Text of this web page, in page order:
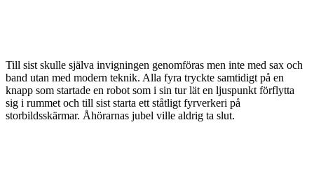
Till sist skulle själva invigningen genomföras men inte med sax och
band utan med modern teknik. Alla fyra tryckte samtidigt på en
knapp som startade en robot som i sin tur lät en ljuspunkt förflytta
sig i rummet och till sist starta ett ståtligt fyrverkeri på
storbildsskärmar. Åhörarnas jubel ville aldrig ta slut.